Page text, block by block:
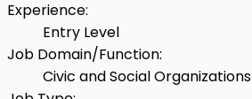
Experience:
Entry Level
Job Domain/Function:
Civic and Social Organizations